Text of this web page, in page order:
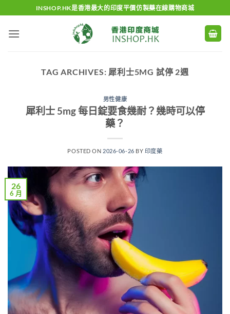
to
content
INSHOP.HK是香港最大的印度平價仿製藥在線購物商城
TAG ARCHIVES: 犀利士5MG 試停 2週
男性健康
犀利士 5mg 每日錠要食幾耐？幾時可以停
藥？
POSTED ON 2026-06-26 BY 印度藥
26
6 月